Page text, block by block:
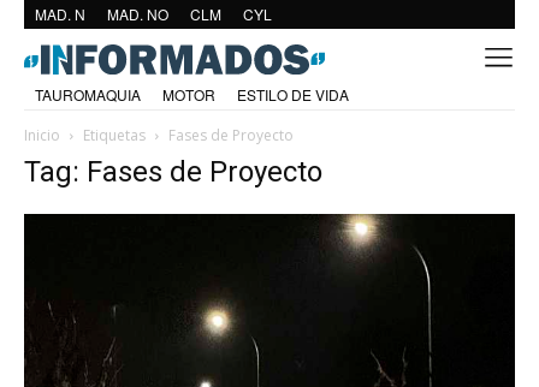
MAD. N MAD. NO CLM CYL
TAUROMAQUIA MOTOR
ESTILO DE VIDA
Inicio
Etiquetas Fases de Proyecto
Tag: Fases de Proyecto